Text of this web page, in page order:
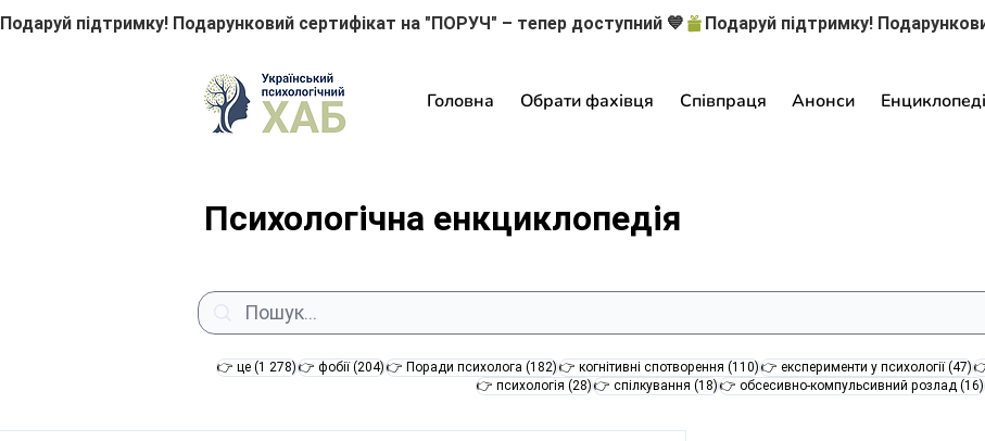
Подаруй підтримку! Подарунковий сертифікат на "ПОРУЧ" – тепер доступний 💙
Головна Обрати фахівця Співпраця Анонси
Психологічна енкциклопедія
👉 це (1 278)1 278 постів
👉 фобії (204)204 пости
👉 Поради психолога (182)182 пости
👉 когнітивні спотворення (110)110 постів
👉 експерименти у психології (47)
👉 психологія (28)28 постів
👉 спілкування (18)18 постів
👉 обсесивно-компульсивний розлад (16)